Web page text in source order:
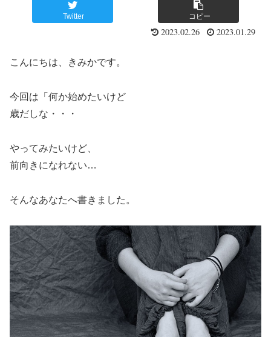
Twitter コピー
2023.02.26 2023.01.29
こんにちは、きみかです。
今回は「何か始めたいけど
歳だしな・・・
やってみたいけど、
前向きになれない…
そんなあなたへ書きました。